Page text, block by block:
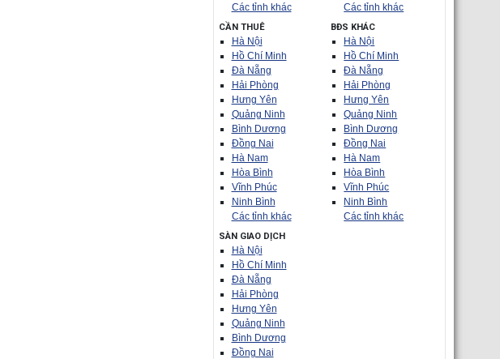
Các tỉnh khác
Các tỉnh khác
CẦN THUÊ
Hà Nội
Hồ Chí Minh
Đà Nẵng
Hải Phòng
Hưng Yên
Quảng Ninh
Bình Dương
Đồng Nai
Hà Nam
Hòa Bình
Vĩnh Phúc
Ninh Bình
Các tỉnh khác
BĐS KHÁC
Hà Nội
Hồ Chí Minh
Đà Nẵng
Hải Phòng
Hưng Yên
Quảng Ninh
Bình Dương
Đồng Nai
Hà Nam
Hòa Bình
Vĩnh Phúc
Ninh Bình
Các tỉnh khác
SÀN GIAO DỊCH
Hà Nội
Hồ Chí Minh
Đà Nẵng
Hải Phòng
Hưng Yên
Quảng Ninh
Bình Dương
Đồng Nai